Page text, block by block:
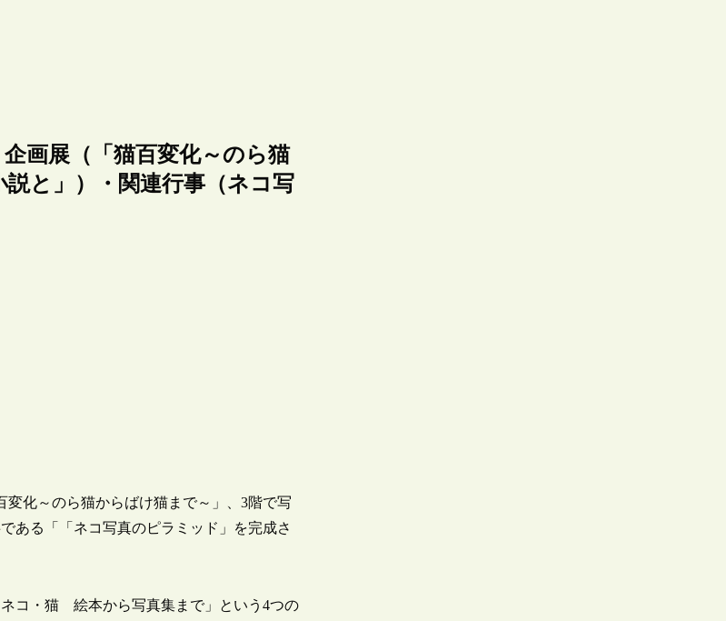
画展（「猫百変化～のら猫
と」）・関連行事（ネコ写
変化～のら猫からばけ猫まで～」、3階で写
ある「「ネコ写真のピラミッド」を完成さ
コ・猫 絵本から写真集まで」という4つの